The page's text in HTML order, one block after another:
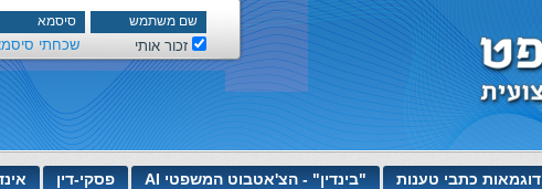
זכור אותי שכחתי
דוגמאות כתבי טענות "בינדין" - הצ'אטבוט המשפטי AI פסקי-דין